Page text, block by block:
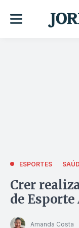
ESPORTES
Crer
de
Amanda Costa